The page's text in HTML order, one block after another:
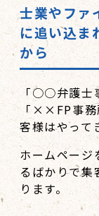
士業やファ
に追い込ま
から
「○○弁護士
「××FP事務
客様はやって
ホームページ
るばかりで集
ります。